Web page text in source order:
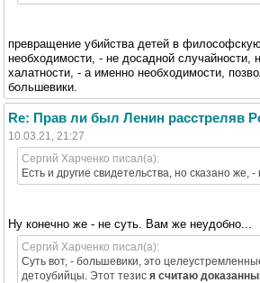
превращение убийства детей в
необходимости, - не досадной случайности,
халатности, - а именно необходимости,
большевики.
Re: Прав ли был Ленин расстреляв
10.03.21, 21:27
Сергий Харченко писал(а):
Есть и другие свидетельства, но сказано же, -
Ну конечно же - не суть. Вам же неудобно...
Сергий Харченко писал(а):
Суть вот, - большевики, это
детоубийцы. Этот тезис я считаю